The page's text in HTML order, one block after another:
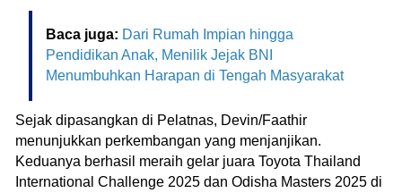
Baca juga: Dari Rumah Impian hingga
Pendidikan Anak, Menilik Jejak BNI
Menumbuhkan Harapan di Tengah Masyarakat
Sejak dipasangkan di Pelatnas, Devin/Faathir
menunjukkan perkembangan yang menjanjikan.
Keduanya berhasil meraih gelar juara Toyota Thailand
International Challenge 2025 dan Odisha Masters 2025 di